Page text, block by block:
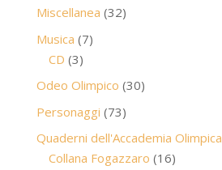
prodotti
Miscellanea 3232
Musica 77
CD 33
prodotti
Odeo Olimpico 3030
Personaggi 7373
prodotti
Quaderni dell'Accademia Olimpica
Collana Fogazzaro 1616